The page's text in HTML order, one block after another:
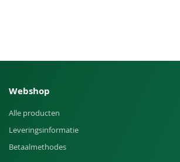
Webshop
Alle producten
Leveringsinformatie
Betaalmethodes